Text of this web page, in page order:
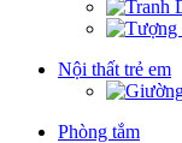
Nội thất trẻ em
Phòng tắm